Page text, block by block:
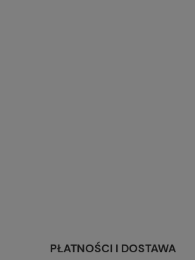
PŁATNOŚCI I DOSTAWA